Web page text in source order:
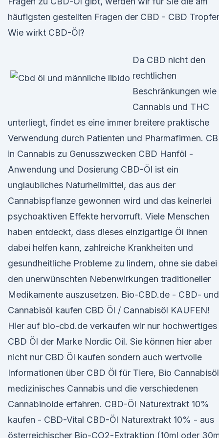
häufigsten gestellten Fragen der CBD - CBD
Wie wirkt CBD-Öl?
Da CBD nicht den
rechtlichen
Beschränkungen wie
Cannabis und THC
unterliegt, findet es eine immer breitere praktische
Verwendung durch Patienten und Pharmafirmen.
in Cannabis zu Genusszwecken CBD Hanföl -
Anwendung und Dosierung CBD-Öl ist ein
unglaubliches Naturheilmittel, das aus der
Cannabispflanze gewonnen wird und das keinerlei
psychoaktiven Effekte hervorruft. Viele Menschen
haben entdeckt, dass dieses einzigartige Öl ihnen
dabei helfen kann, zahlreiche Krankheiten und
gesundheitliche Probleme zu lindern, ohne sie dabei
den unerwünschten Nebenwirkungen traditioneller
Medikamente auszusetzen. Bio-CBD.de - CBD- und
Cannabisöl kaufen CBD Öl / Cannabisöl KAUFEN!
Hier auf bio-cbd.de verkaufen wir nur hochwertiges
CBD Öl der Marke Nordic Oil. Sie können hier aber
nicht nur CBD Öl kaufen sondern auch wertvolle
Informationen über CBD Öl für Tiere, Bio
medizinisches Cannabis und die verschiedenen
Cannabinoide erfahren. CBD-Öl Naturextrakt 10%
kaufen - CBD-Vital CBD-Öl Naturextrakt 10% - aus
österreichischer Bio-CO2-Extraktion (10ml oder